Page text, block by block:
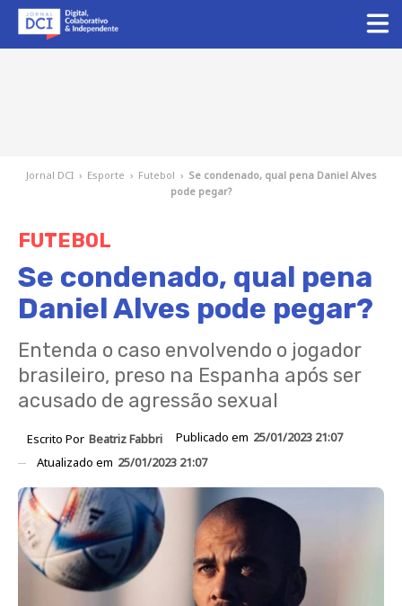
Jornal DCI › Esporte › Futebol › Se condenado, qual pena Daniel Alves
pode pegar?
FUTEBOL
Se condenado, qual pena
Daniel Alves pode pegar?
Entenda o caso envolvendo o jogador
brasileiro, preso na Espanha após ser
acusado de agressão sexual
Escrito Por Beatriz Fabbri Publicado em 25/01/2023 21:07
Atualizado em 25/01/2023 21:07